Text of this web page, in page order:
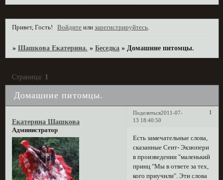
Привет, Гость! Войдите илизарегистрируйтесь.
»Шашкова Екатерина. »Беседка » Домашние питомцы.
Домашние питомцы.
Страница: 1
Поделиться 1
2011-07-
13 18:40:50
Екатерина Шашкова
Администратор
Есть замечательные слова,
сказанные Сент- Экзюпери
в произведении "маленький
принц "Мы в ответе за тех,
кого приучили". Эти слова